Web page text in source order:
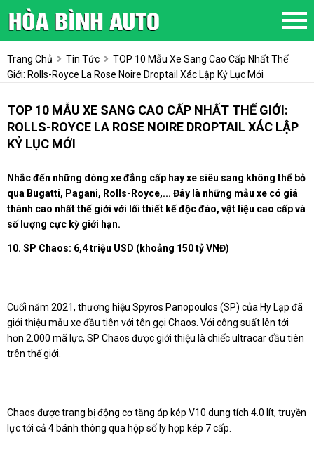
Trang Chủ Tin Tức
TOP 10 Mẫu Xe Sang Cao Cấp Nhất Thế
Giới: Rolls-Royce La Rose Noire Droptail Xác Lập Kỷ Lục Mới
TOP 10 MẪU XE SANG CAO CẤP NHẤT THẾ GIỚI:
ROLLS-ROYCE LA ROSE NOIRE DROPTAIL XÁC LẬP
KỶ LỤC MỚI
Nhắc đến những dòng xe đẳng cấp hay xe siêu sang không thể bỏ
qua Bugatti, Pagani, Rolls-Royce,... Đây là những mẫu xe có giá
thành cao nhất thế giới với lối thiết kế độc đáo, vật liệu cao cấp và
số lượng cực kỳ giới hạn.
10. SP Chaos: 6,4 triệu USD (khoảng 150 tỷ VNĐ)
Cuối năm 2021, thương hiệu Spyros Panopoulos (SP) của Hy Lạp đã
giới thiệu mẫu xe đầu tiên với tên gọi Chaos. Với công suất lên tới
hơn 2.000 mã lực, SP Chaos được giới thiệu là chiếc ultracar đầu tiên
trên thế giới.
Chaos được trang bị động cơ tăng áp kép V10 dung tích 4.0 lít, truyền
lực tới cả 4 bánh thông qua hộp số ly hợp kép 7 cấp.